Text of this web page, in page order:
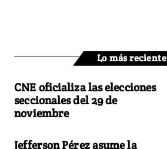
Lo más reciente
CNE oficializa las elecciones
seccionales del 29 de
noviembre
Jefferson Pérez asume la